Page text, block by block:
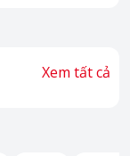
Xem tất cả